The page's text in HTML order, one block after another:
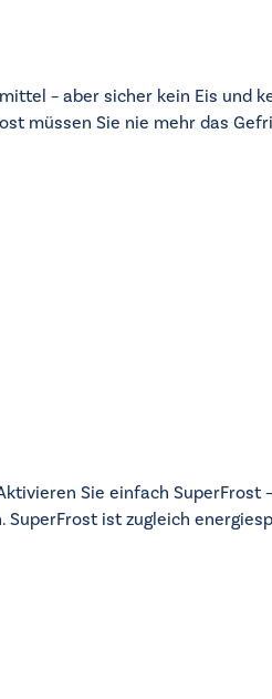
– aber sicher kein Eis und
müssen Sie nie mehr das
Sie einfach
ist zugleich